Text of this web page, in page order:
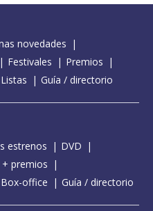
novedades
Festivales
Premios
Listas Guía / directorio
estrenos
DVD
+ premios
Box-office Guía / directorio